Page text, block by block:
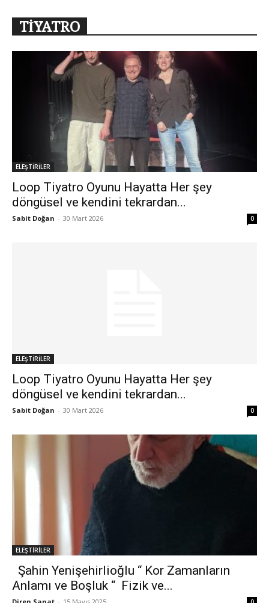
TİYATRO
ELEŞTİRİLER
Loop Tiyatro Oyunu Hayatta Her şey
döngüsel ve kendini tekrardan...
Sabit Doğan - 30 Mart 2026 0
ELEŞTİRİLER
Loop Tiyatro Oyunu Hayatta Her şey
döngüsel ve kendini tekrardan...
Sabit Doğan - 30 Mart 2026 0
ELEŞTİRİLER
Şahin Yenişehirlioğlu “ Kor Zamanların
Anlamı ve Boşluk “ Fizik ve...